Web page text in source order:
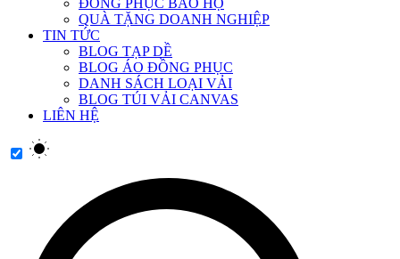
ĐỒNG PHỤC BẢO HỘ
QUÀ TẶNG DOANH NGHIỆP
TIN TỨC
BLOG TẠP DỀ
BLOG ÁO ĐỒNG PHỤC
DANH SÁCH LOẠI VẢI
BLOG TÚI VẢI CANVAS
LIÊN HỆ